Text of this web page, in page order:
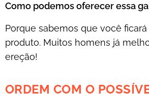
Como podemos oferecer essa
Porque sabemos que você
produto. Muitos homens já
ereção!
ORDEM COM O